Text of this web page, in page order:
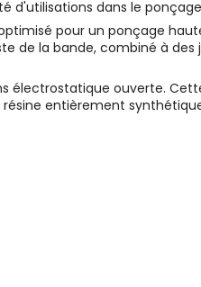
d'utilisations dans le
pour un ponçage
de la bande, combiné à
électrostatique ouverte.
entièrement